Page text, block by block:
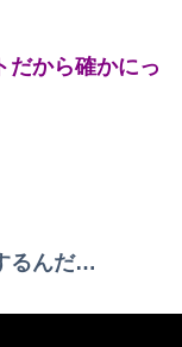
だから確かにっ
るんだ…